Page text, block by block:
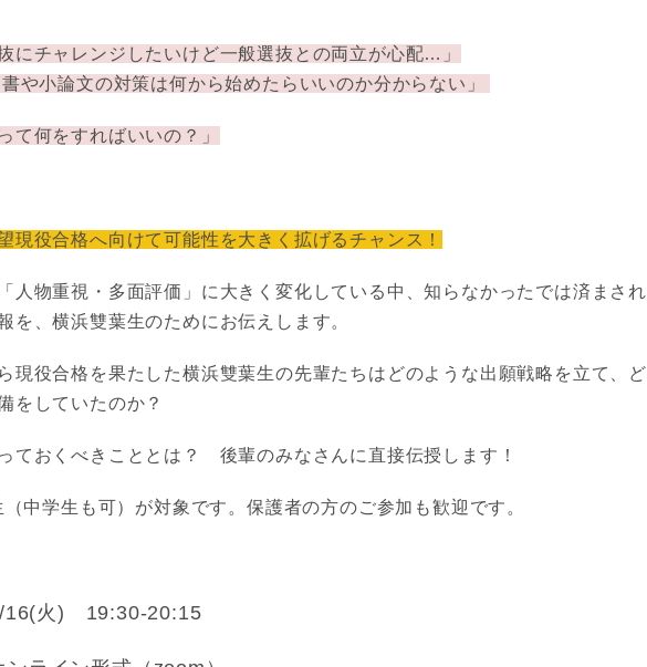
にチャレンジしたいけど一般選抜との両立が心配…」
や小論文の対策は何から始めたらいいのか分からない」
て何をすればいいの？」
現役合格へ向けて可能性を大きく拡げるチャンス！
人物重視・多面評価」に大きく変化している中、知らなかったでは済まされ
を、横浜雙葉生のためにお伝えします。
現役合格を果たした横浜雙葉生の先輩たちはどのような出願戦略を立て、ど
をしていたのか？
ておくべきこととは？ 後輩のみなさんに直接伝授します！
中学生も可）が対象です。保護者の方のご参加も歓迎です。
16(火) 19:30-20:15